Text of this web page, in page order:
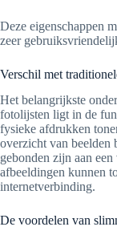
Deze eigenschappen
zeer
Verschil met
Het belangrijkste
fotolijsten ligt in de
fysieke afdrukken
overzicht van beelden
gebonden zijn aan
afbeeldingen kunnen
internetverbinding.
De voordelen van